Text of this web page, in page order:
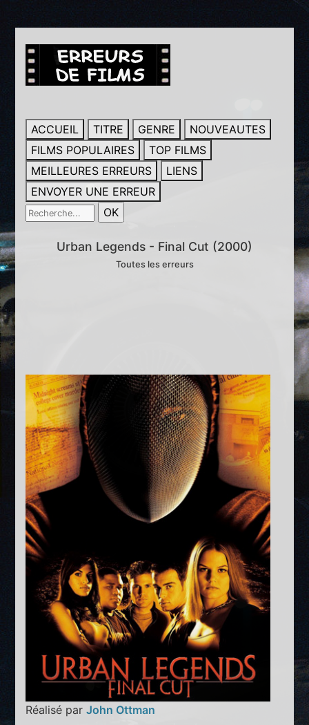
ACCUEIL TITRE GENRE
NOUVEAUTES
FILMS POPULAIRES
TOP FILMS
MEILLEURES ERREURS
LIENS
ENVOYER UNE ERREUR
Urban Legends - Final Cut (2000)
Toutes les erreurs
Réalisé parJohn Ottman